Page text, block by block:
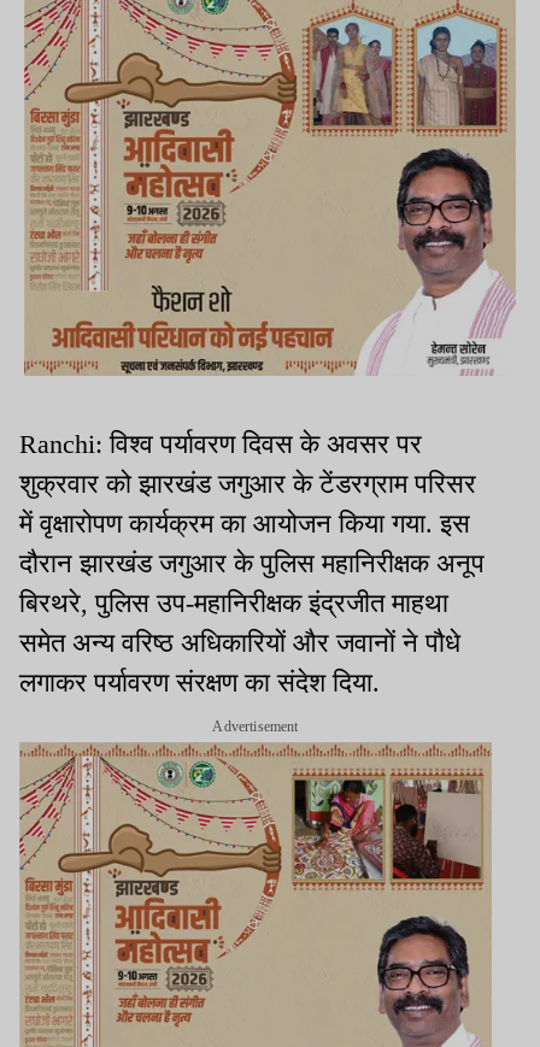
Ranchi: विश्व पर्यावरण दिवस के अवसर पर
शुक्रवार को झारखंड जगुआर के टेंडरग्राम परिसर
में वृक्षारोपण कार्यक्रम का आयोजन किया गया. इस
दौरान झारखंड जगुआर के पुलिस महानिरीक्षक अनूप
बिरथरे, पुलिस उप-महानिरीक्षक इंद्रजीत माहथा
समेत अन्य वरिष्ठ अधिकारियों और जवानों ने पौधे
लगाकर पर्यावरण संरक्षण का संदेश दिया.
Advertisement